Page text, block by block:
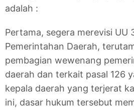
adalah :
Pertama, segera merevisi
Pemerintahan Daerah,
pembagian wewenang
daerah dan terkait pasal 126
kepala daerah yang terjerat
ini, dasar hukum tersebut